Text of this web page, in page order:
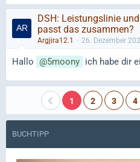
DSH: Leistungslinie
passt das zusammen?
Argjira12.1 26. Dezember
Hallo 5moony ich habe dir
1 2 3 4
BUCHTIPP